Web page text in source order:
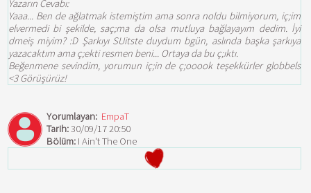
Yazarın Cevabı:
Yaaa... Ben de ağlatmak istemiştim ama sonra noldu bilmiyorum, iç;im
elvermedi bi şekilde, saç;ma da olsa mutluya bağlayayım dedim. İyi
dmeiş miyim? :D Şarkıyı SUitste duydum bgün, aslında başka şarkıya
yazacaktım ama ç;ekti resmen beni... Ortaya da bu ç;ıktı.
Beğenmene sevindim, yorumun iç;in de ç;ooook teşekkürler globbels
<3 Görüşürüz!
Yorumlayan: EmpaT
Tarih:30/09/17 20:50
Bölüm: I Ain't The One